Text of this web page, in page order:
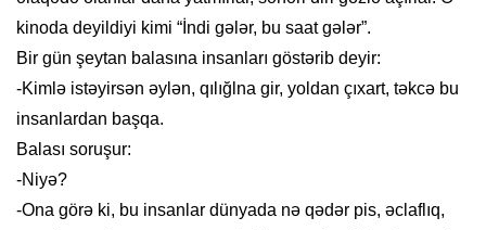
kinoda deyildiyi kimi “İndi gələr, bu saat gələr”.
Bir gün şeytan balasına insanları göstərib deyir:
-Kimlə istəyirsən əylən, qılığlna gir, yoldan çıxart, təkcə bu
insanlardan başqa.
Balası soruşur:
-Niyə?
-Ona görə ki, bu insanlar dünyada nə qədər pis, əclaflıq,